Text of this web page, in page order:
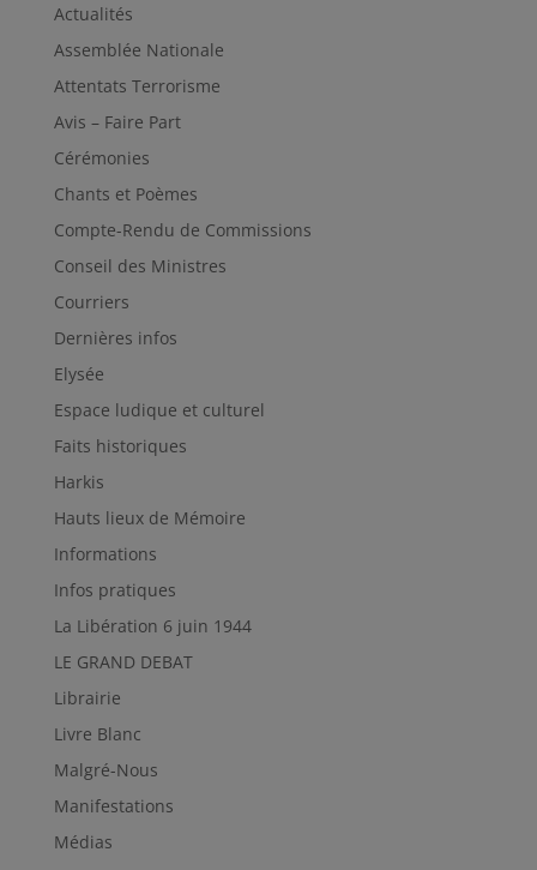
Actualités
Assemblée Nationale
Attentats Terrorisme
Avis – Faire Part
Cérémonies
Chants et Poèmes
Compte-Rendu de Commissions
Conseil des Ministres
Courriers
Dernières infos
Elysée
Espace ludique et culturel
Faits historiques
Harkis
Hauts lieux de Mémoire
Informations
Infos pratiques
La Libération 6 juin 1944
LE GRAND DEBAT
Librairie
Livre Blanc
Malgré-Nous
Manifestations
Médias